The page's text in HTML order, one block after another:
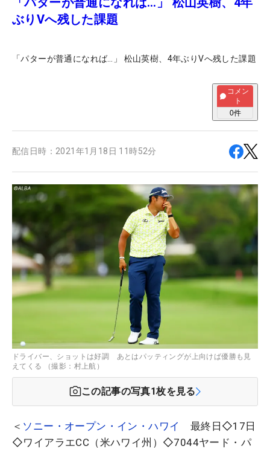
ぶりVへ残した課題
「パターが普通になれば…」 松山英樹、4年ぶりVへ残した課題
コメン
ト
0件
配信日時： 2021年1月18日 11時52分
ドライバー、ショットは好調 あとはパッティングが上向けば優勝も見
えてくる （撮影：村上航）
この記事の写真1枚を見る
＜ ソニー・オープン・イン・ハワイ
最終日◇17日
◇ワイアラエCC（米ハワイ州）◇7044ヤード・パ